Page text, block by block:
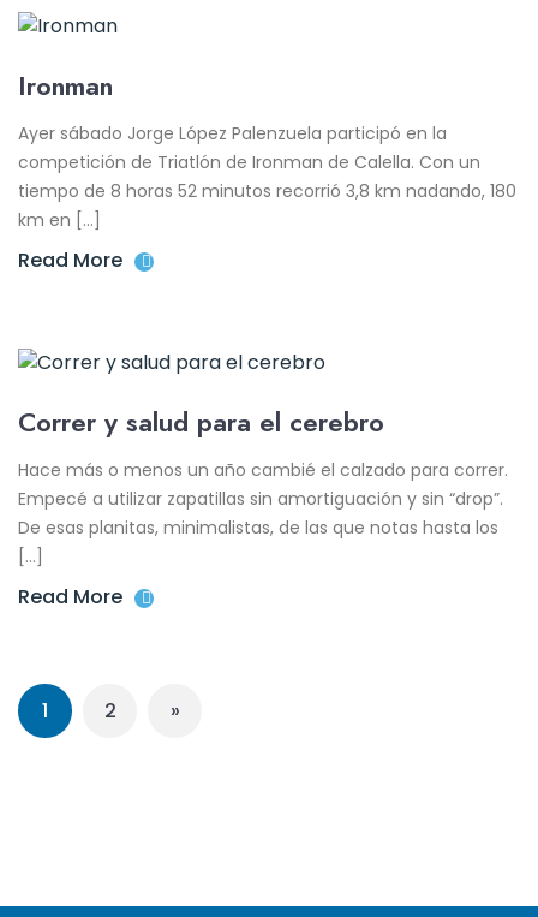
Ironman
Ayer sábado Jorge López Palenzuela participó en la
competición de Triatlón de Ironman de Calella. Con un
tiempo de 8 horas 52 minutos recorrió 3,8 km nadando, 180
km en […]
Read More
Correr y salud para el cerebro
Hace más o menos un año cambié el calzado para correr.
Empecé a utilizar zapatillas sin amortiguación y sin “drop”.
De esas planitas, minimalistas, de las que notas hasta los
[…]
Read More
1 2 »